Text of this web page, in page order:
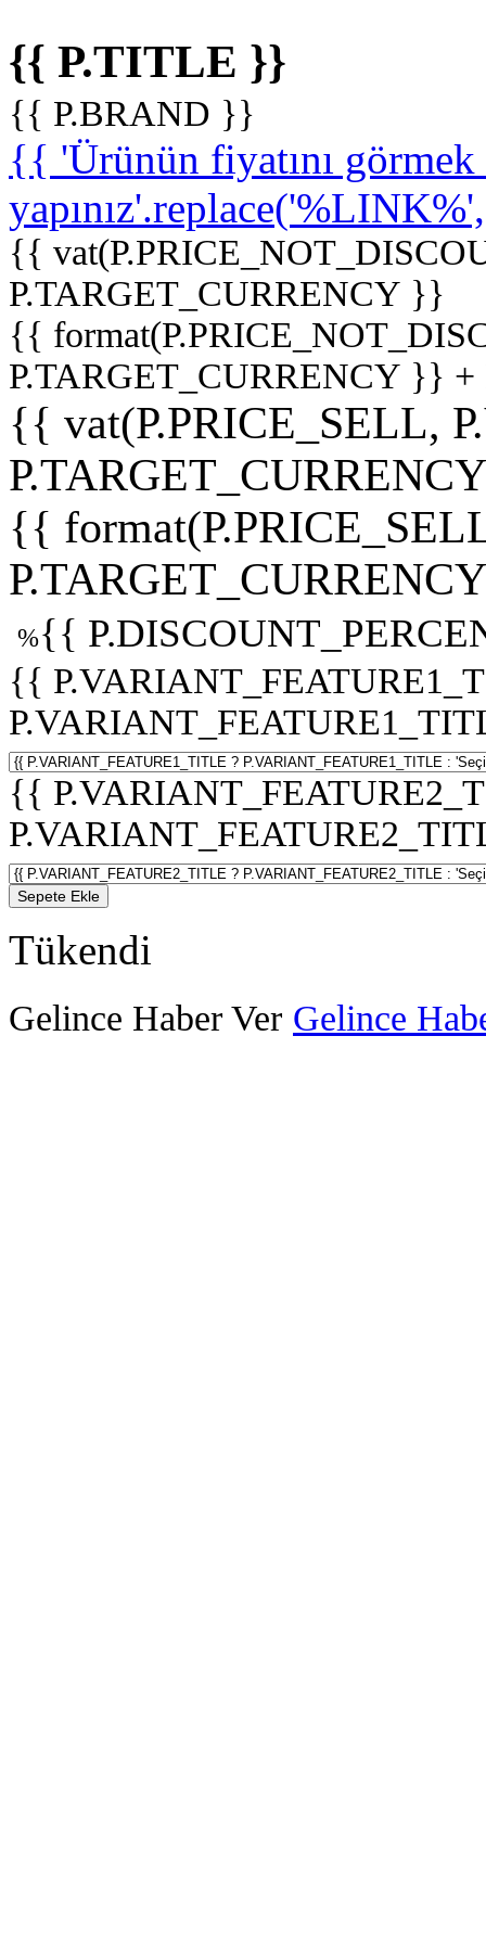
{{ P.TITLE }}
{{ P.BRAND }}
{{ 'Ürünün fiyatını
{{
P.TARGET_CURRENCY }}
{{
P.TARGET_CURRENCY }}
{{ vat(P.PRICE_SELL,
{{
%{{
{{
{{
Sepete Ekle
Tükendi
Gelince Haber Ver Gelince